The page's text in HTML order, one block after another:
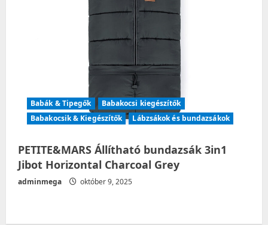
Babák & Tipegők
Babakocsi kiegészítők
Babakocsik & Kiegészítők
Lábzsákok és bundazsákok
PETITE&MARS Állítható bundazsák 3in1
Jibot Horizontal Charcoal Grey
adminmega október 9, 2025